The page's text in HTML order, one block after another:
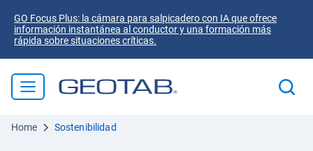
GO Focus Plus: la cámara para salpicadero con IA que ofrece
información instantánea al conductor y una formación más
rápida sobre situaciones críticas.
Home Sostenibilidad